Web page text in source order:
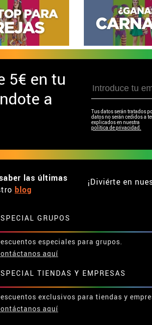
5€ en tu
a
Tus datos serán tratados
datos no serán cedidos a
explicados en nuestra
política de privacidad.
las últimas
blog
¡Diviérte en
GRUPOS
especiales para grupos.
aquí
TIENDAS Y EMPRESAS
exclusivos para tiendas y
aquí